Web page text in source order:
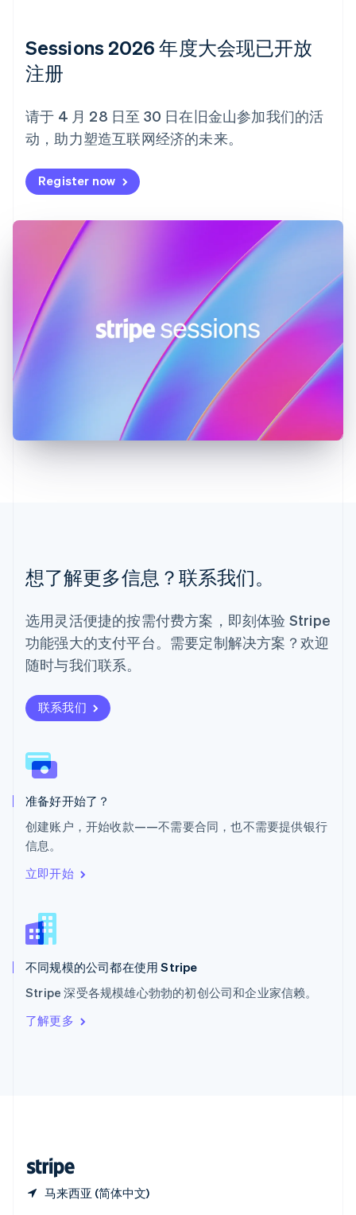
Sessions 2026 年度大会现已开放
注册
请于 4 月 28 日至 30 日在旧金山参加我们的活
动，助力塑造互联网经济的未来。
Register now
想了解更多信息？联系我们。
选用灵活便捷的按需付费方案，即刻体验 Stripe
功能强大的支付平台。需要定制解决方案？欢迎
随时与我们联系。
联系我们
准备好开始了？
创建账户，开始收款——不需要合同，也不需要提供银行
信息。
立即开始
不同规模的公司都在使用 Stripe
Stripe 深受各规模雄心勃勃的初创公司和企业家信赖。
了解更多
马来西亚 (简体中文)
法国
FrançaisEnglish
芬兰
荷兰
NederlandsEnglish
加拿大
捷克
English
EnglishItaliano
拉脱维亚
English
立陶宛
English
列支敦士登
Deutsch
English
English简体中文
PortuguêsEnglish
日本
瑞典
SvenskaEnglish
瑞士
DeutschFrançaisItaliano
English
斯洛伐克
斯洛文尼亚
English
泰国
ไทยEnglish
English
西班牙
Español
新加坡
新西兰
English
匈牙利
English
ItalianoEnglish
English